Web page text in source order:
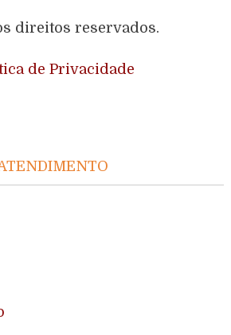
direitos reservados.
de Privacidade